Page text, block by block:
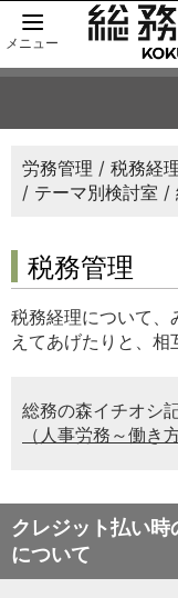
メニュー
労務管理 税務経
テーマ別検討室
税務管理
税務経理について、
えてあげたりと、相
総務の森イチオシ
（人事労務～働き
クレジット払い
について